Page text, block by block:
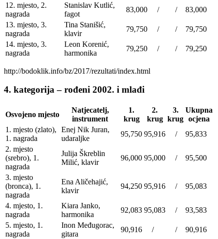
12. mjesto, 2.
nagrada
Stanislav Kutlić,
fagot
83,000 / /
83,000
13. mjesto, 3.
nagrada
Tina Stanišić,
klavir
79,750 / /
79,750
14. mjesto, 3.
nagrada
Leon Korenić,
harmonika
79,250 / / 79,250
http://bodoklik.info/bz/2017/rezultati/index.html
4. kategorija – rođeni 2002. i mlađi
Osvojeno mjesto
Natjecatelj,
instrument
1.
krug
2.
krug
3.
krug
Ukupna
ocjena
1. mjesto (zlato),
1. nagrada
Enej Nik Juran,
udaraljke
95,750 95,916 /
95,833
2. mjesto
(srebro), 1.
nagrada
Julija Škreblin
Milić, klavir
96,000 95,000 / 95,500
3. mjesto
(bronca), 1.
nagrada
Ena Aličehajić,
klavir
94,250 95,916 / 95,083
4. mjesto, 1.
nagrada
Kiara Janko,
harmonika
92,083 95,083 /
93,583
5. mjesto, 1.
nagrada
Inon Međugorac,
gitara
90,916 / /
90,916